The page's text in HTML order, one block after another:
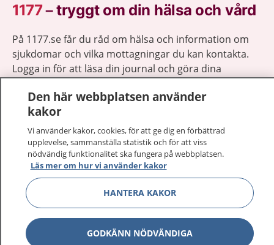
1177–tryggt om din hälsa och vård
På 1177.se får du råd om hälsa och information om
sjukdomar och vilka mottagningar du kan kontakta.
Logga in för att läsa din journal och göra dina
sjukvårdsrådgivning dygnet runt.
1177 ger dig råd när du vill må bättre.
1177 på flera språk Visa
Om 1177 Visa
Den här webbplatsen använder
kakor
Vi använder kakor, cookies, för att ge dig en förbättrad
upplevelse, sammanställa statistik och för att viss
nödvändig funktionalitet ska fungera på webbplatsen.
Läs mer om hur vi använder kakor
HANTERA KAKOR
GODKÄNN NÖDVÄNDIGA